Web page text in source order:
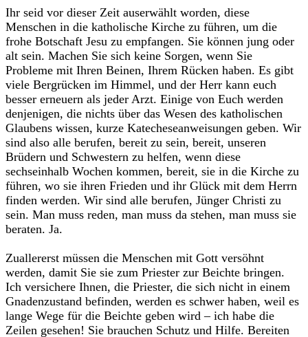
‎Ihr seid vor dieser Zeit auserwählt worden, diese
Menschen in die katholische Kirche zu führen, um die
frohe Botschaft Jesu zu empfangen. Sie können jung oder
alt sein. Machen Sie sich keine Sorgen, wenn Sie
Probleme mit Ihren Beinen, Ihrem Rücken haben. Es gibt
viele Bergrücken im Himmel, und der Herr kann euch
besser erneuern als jeder Arzt. Einige von Euch werden
denjenigen, die nichts über das Wesen des katholischen
Glaubens wissen, kurze Katecheseanweisungen geben. Wir
sind also alle berufen, bereit zu sein, bereit, unseren
Brüdern und Schwestern zu helfen, wenn diese
sechseinhalb Wochen kommen, bereit, sie in die Kirche zu
führen, wo sie ihren Frieden und ihr Glück mit dem Herrn
finden werden. Wir sind alle berufen, Jünger Christi zu
sein. Man muss reden, man muss da stehen, man muss sie
beraten. Ja.‎
‎Zuallererst müssen die Menschen mit Gott versöhnt
werden, damit Sie sie zum Priester zur Beichte bringen.
Ich versichere Ihnen, die Priester, die sich nicht in einem
Gnadenzustand befinden, werden es schwer haben, weil es
lange Wege für die Beichte geben wird – ich habe die
Zeilen gesehen! Sie brauchen Schutz und Hilfe. Bereiten